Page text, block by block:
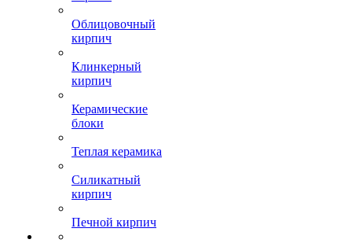
Облицовочный
кирпич
Клинкерный
кирпич
Керамические
блоки
Теплая керамика
Силикатный
кирпич
Печной кирпич